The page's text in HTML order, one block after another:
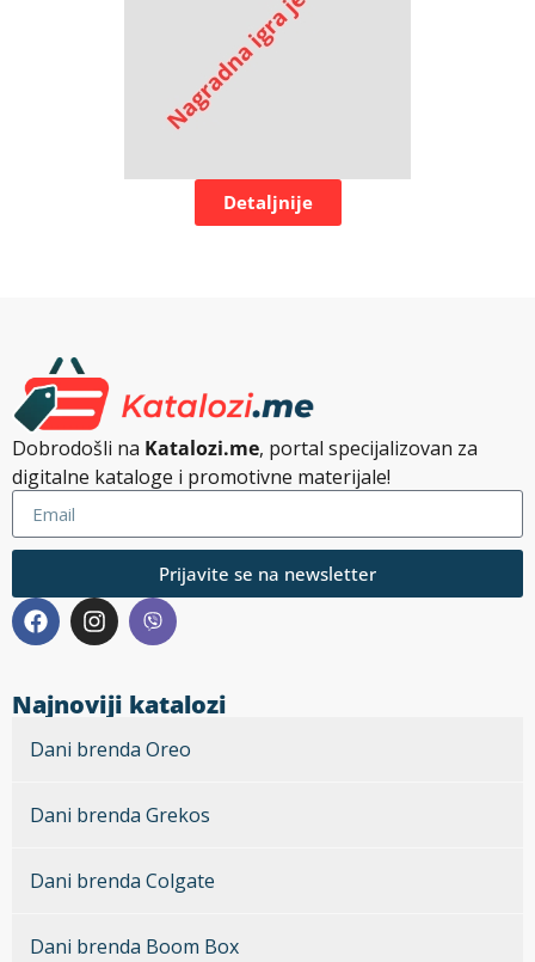
Detaljnije
Dobrodošli na Katalozi.me, portal specijalizovan za
digitalne kataloge i promotivne materijale!
Prijavite se na newsletter
Najnoviji katalozi
Dani brenda Oreo
Dani brenda Grekos
Dani brenda Colgate
Dani brenda Boom Box